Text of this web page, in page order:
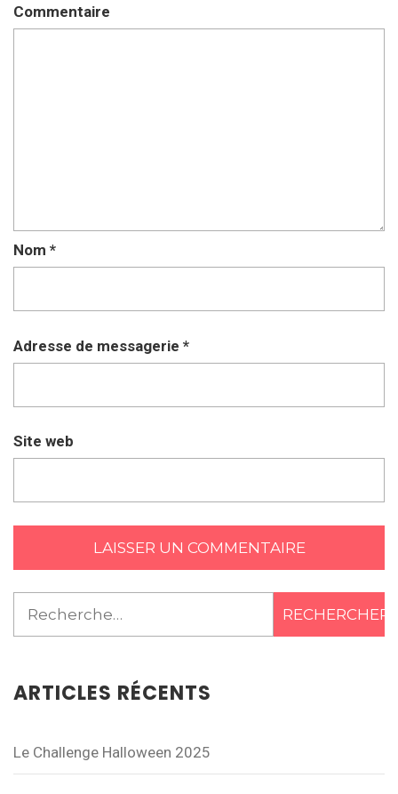
Commentaire
Nom *
Adresse de messagerie *
Site web
Rechercher :
ARTICLES RÉCENTS
Le Challenge Halloween 2025